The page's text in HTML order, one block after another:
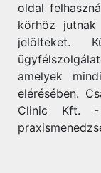
oldal
körhöz
jelölteket.
amelyek
elérésében.
Clinic Kft. -